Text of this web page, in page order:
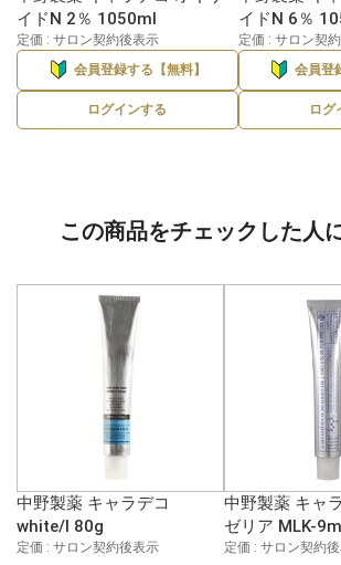
イドN 2％ 1050ml
定価 : サロン契約後表示
会員登録する【無料】
ログインする
イドN 6％
定価 : サロン契
会員登
ログ
この商品をチェックした人
中野製薬 キャラデコ
white/l 80g
定価 : サロン契約後表示
中野製薬 キャ
ゼリア MLK-
定価 : サロン契約